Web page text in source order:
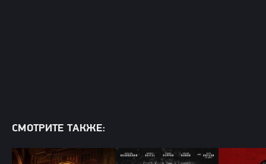
СМОТРИТЕ ТАКЖЕ: